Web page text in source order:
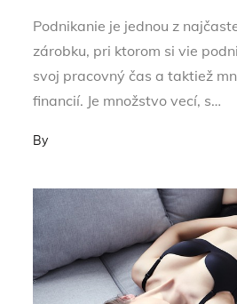
Podnikanie je jednou z
zárobku, pri ktorom si vie
svoj pracovný čas a taktiež
financií. Je množstvo vecí, s…
By